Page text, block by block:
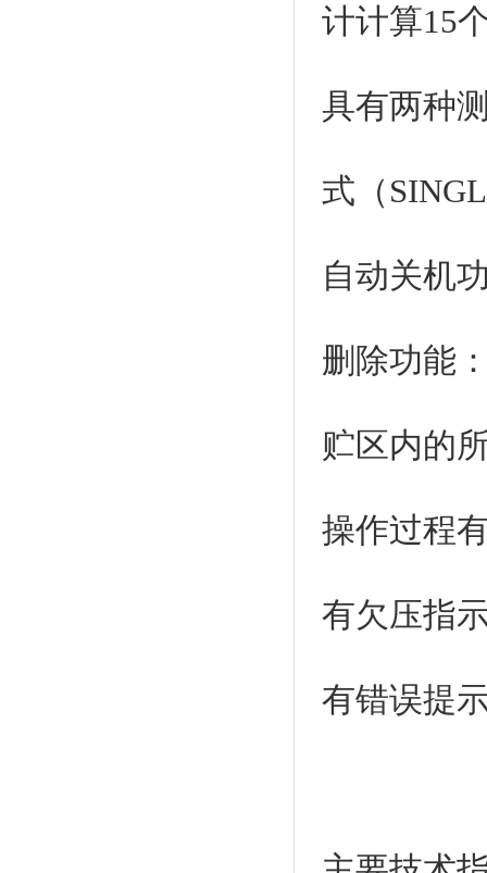
计计算15
具有两种
式（
自动关机
删除功能
贮区内的
操作过程
有欠压指
有错误提